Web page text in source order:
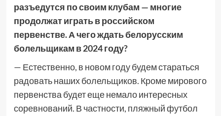
разъедутся по своим клубам — многие
продолжат играть в российском
первенстве. А чего ждать белорусским
болельщикам в 2024 году?
— Естественно, в новом году будем стараться
радовать наших болельщиков. Кроме мирового
первенства будет еще немало интересных
соревнований. В частности, пляжный футбол